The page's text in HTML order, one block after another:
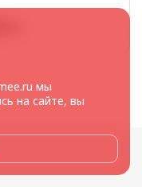
мы
на сайте, вы